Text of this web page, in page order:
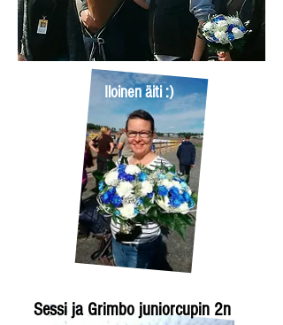
Iloinen äiti :)
Sessi ja Grimbo juniorcupin 2n